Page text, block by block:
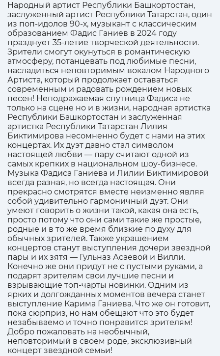
Народный артист Республики Башкортостан,
заслуженный артист Республики Татарстан, один
из поп-идолов 90-х, музыкант с классическим
образованием Фадис Ганиев в 2024 году
празднует 35-летие творческой деятельности.
Зрители смогут окунуться в романтическую
атмосферу, потанцевать под любимые песни,
насладиться неповторимым вокалом Народного
Артиста, который продолжает оставаться
современным и радовать рождением новых
песен! Неподражаемая спутница Фадиса не
только на сцене но и в жизни, народная артистка
Республики Башкортостан и заслуженная
артистка Республики Татарстан Лилия
Биктимирова несомненно будет с нами на этих
концертах. Их дуэт давно стал символом
настоящей любви — пару считают одной из
самых крепких в национальном шоу-бизнесе.
Музыка Фадиса Ганиева и Лилии Биктимировой
всегда разная, но всегда настоящая. Они
прекрасно смотрятся вместе неизменно являя
собой удивительно гармоничный дуэт. Они
умеют говорить о жизни такой, какая она есть,
просто потому что они сами такие же простые,
родные и в то же время близкие по духу для
обычных зрителей. Также украшением
концертов станут выступления дочери звездной
пары и их зятя — Гульназ Асаевой и Вилли.
Конечно же они придут не с пустыми руками, а
подарят зрителям свои лучшие песни и
взрывающие топ-чарты новинки. Одним из
ярких и долгожданных моментов вечера станет
выступление Карима Ганиева. Что же он готовит,
пока сюрприз, но нам обещают что это будет
незабываемо и точно понравится зрителям!
Добро пожаловать на необычный,
неповторимый в своем роде, эксклюзивный
концерт звездной семьи!